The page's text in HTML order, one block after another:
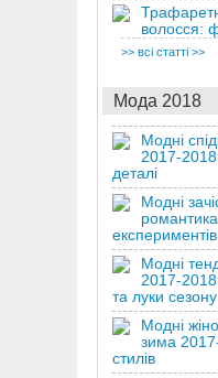
волосся:
>> всі статті >>
Мода 2018
Модні
2017-
деталі
Модні
експериментів
Модні
2017-
та луки сезону
Модні
зима
стилів